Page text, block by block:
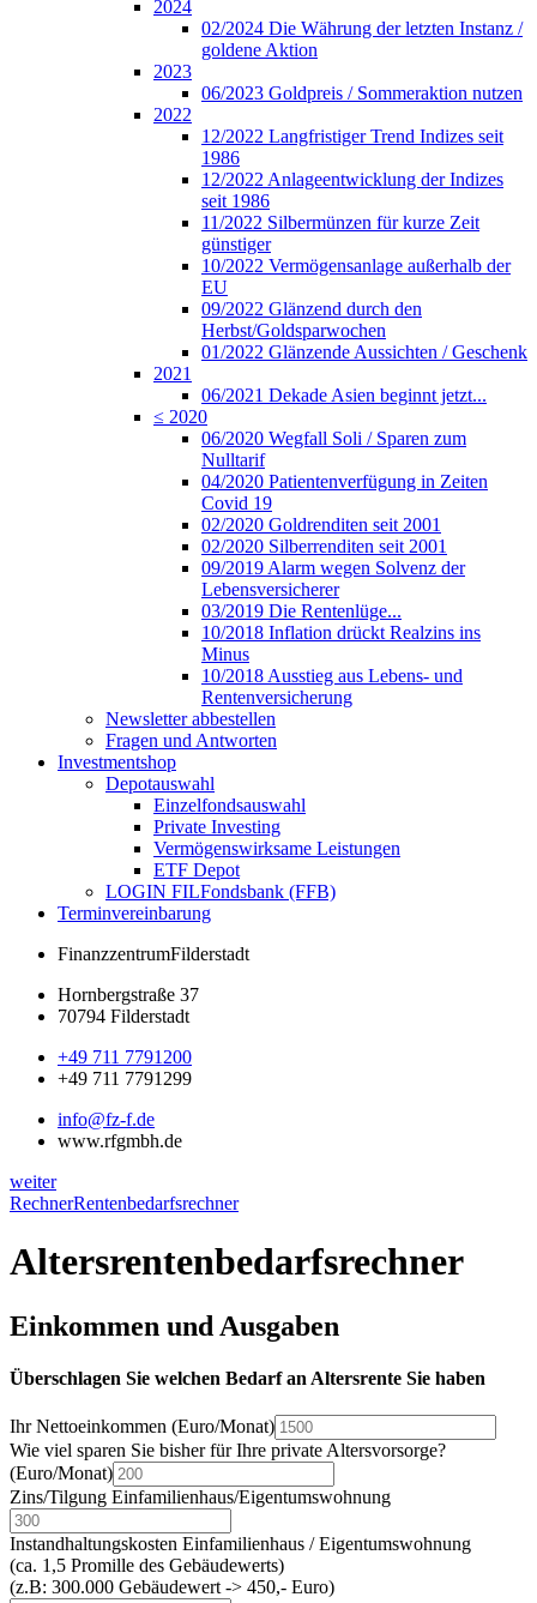
2024
02/2024 Die Währung der letzten Instanz /
goldene Aktion
2023
06/2023 Goldpreis / Sommeraktion nutzen
2022
12/2022 Langfristiger Trend Indizes seit
1986
12/2022 Anlageentwicklung der Indizes
seit 1986
11/2022 Silbermünzen für kurze Zeit
günstiger
10/2022 Vermögensanlage außerhalb der
EU
09/2022 Glänzend durch den
Herbst/Goldsparwochen
01/2022 Glänzende Aussichten / Geschenk
2021
06/2021 Dekade Asien beginnt jetzt...
≤ 2020
06/2020 Wegfall Soli / Sparen zum
Nulltarif
04/2020 Patientenverfügung in Zeiten
Covid 19
02/2020 Goldrenditen seit 2001
02/2020 Silberrenditen seit 2001
09/2019 Alarm wegen Solvenz der
Lebensversicherer
03/2019 Die Rentenlüge...
10/2018 Inflation drückt Realzins ins
Minus
10/2018 Ausstieg aus Lebens- und
Rentenversicherung
Newsletter abbestellen
Fragen und Antworten
Investmentshop
Depotauswahl
Einzelfondsauswahl
Private Investing
Vermögenswirksame Leistungen
ETF Depot
LOGIN FILFondsbank (FFB)
Terminvereinbarung
FinanzzentrumFilderstadt
Hornbergstraße 37
70794 Filderstadt
+49 711 7791200
+49 711 7791299
info@fz-f.de
www.rfgmbh.de
weiter
RechnerRentenbedarfsrechner
Altersrentenbedarfsrechner
Einkommen und Ausgaben
Überschlagen Sie welchen Bedarf an Altersrente Sie haben
Ihr Nettoeinkommen (Euro/Monat)
Wie viel sparen Sie bisher für Ihre private Altersvorsorge?
(Euro/Monat)
Zins/Tilgung Einfamilienhaus/Eigentumswohnung
Instandhaltungskosten Einfamilienhaus / Eigentumswohnung
(ca. 1,5 Promille des Gebäudewerts)
(z.B: 300.000 Gebäudewert -> 450,- Euro)